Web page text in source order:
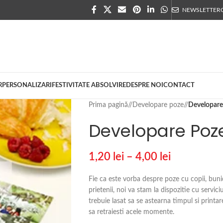
NEWSLETTER
PERSONALIZARI FESTIVITATE ABSOLVIREDESPRE NOI CONTACT
Prima pagină/ Developare poze/
Developare
1,20 lei – 4,00 lei
Fie ca este vorba despre poze cu copii,
prietenii, noi va stam la dispozitie cu
trebuie lasat sa se astearna timpul si
sa retraiesti acele momente.